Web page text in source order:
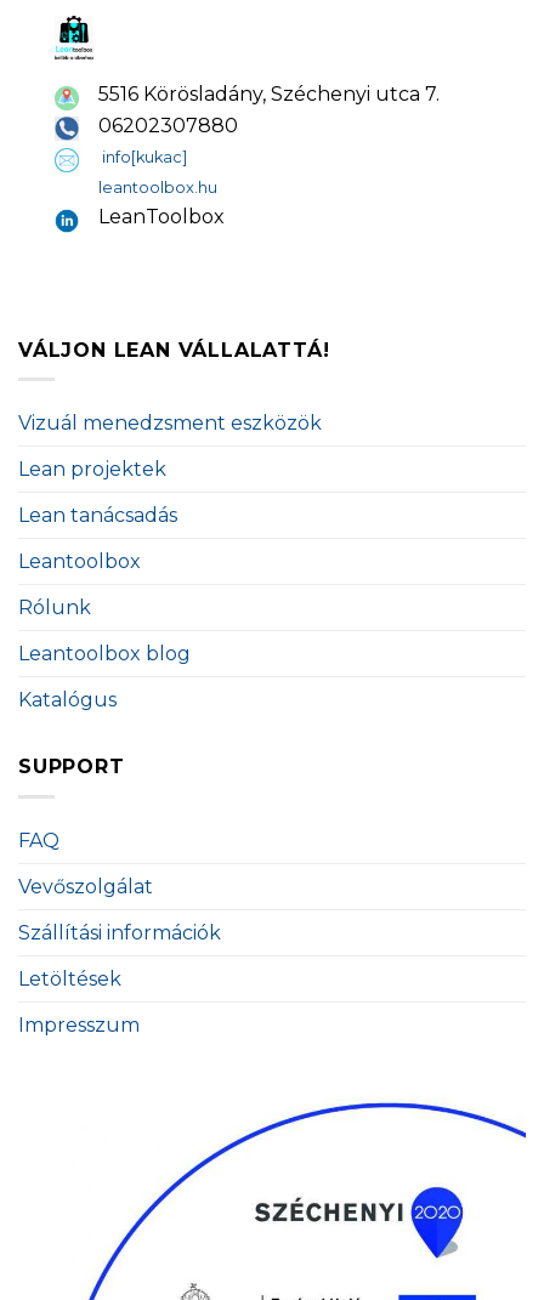
5516 Körösladány, Széchenyi utca 7.
06202307880
info[kukac]
leantoolbox.hu
LeanToolbox
VÁLJON LEAN VÁLLALATTÁ!
Vizuál menedzsment eszközök
Lean projektek
Lean tanácsadás
Leantoolbox
Rólunk
Leantoolbox blog
Katalógus
SUPPORT
FAQ
Vevőszolgálat
Szállítási információk
Letöltések
Impresszum